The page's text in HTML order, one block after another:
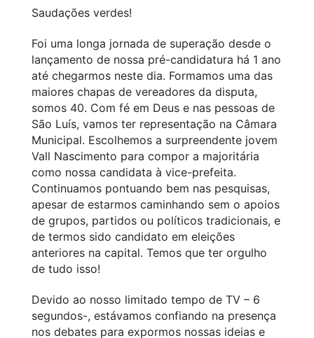
Saudações verdes!
Foi uma longa jornada de superação desde o
lançamento de nossa pré-candidatura há 1 ano
até chegarmos neste dia. Formamos uma das
maiores chapas de vereadores da disputa,
somos 40. Com fé em Deus e nas pessoas de
São Luís, vamos ter representação na Câmara
Municipal. Escolhemos a surpreendente jovem
Vall Nascimento para compor a majoritária
como nossa candidata à vice-prefeita.
Continuamos pontuando bem nas pesquisas,
apesar de estarmos caminhando sem o apoios
de grupos, partidos ou políticos tradicionais, e
de termos sido candidato em eleições
anteriores na capital. Temos que ter orgulho
de tudo isso!
Devido ao nosso limitado tempo de TV – 6
segundos-, estávamos confiando na presença
nos debates para expormos nossas ideias e